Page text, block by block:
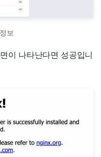
보
이 나타난다면 성공입니